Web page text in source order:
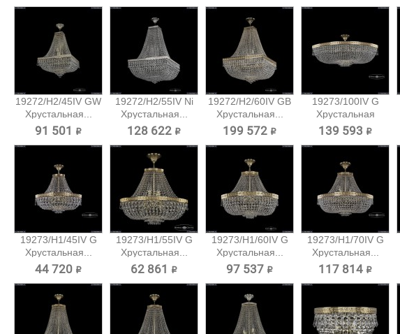
19272/H2/45IV GW
Хрустальная...
91 501 ₽
19272/H2/55IV Ni
Хрустальная...
128 622 ₽
19272/H2/60IV GB
Хрустальная...
199 572 ₽
19273/100IV G
Хрустальная
потолочная...
139 593 ₽
19273/H1/45IV G
Хрустальная...
44 720 ₽
19273/H1/55IV G
Хрустальная...
62 861 ₽
19273/H1/60IV G
Хрустальная...
97 537 ₽
19273/H1/70IV G
Хрустальная...
117 814 ₽